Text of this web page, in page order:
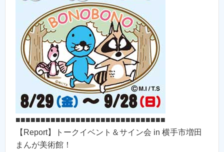
■■■■■■■■■■■■■■■■■■■■■■■■■■■■■■
【Report】トークイベント＆サイン会 in 横手市増田
まんが美術館！